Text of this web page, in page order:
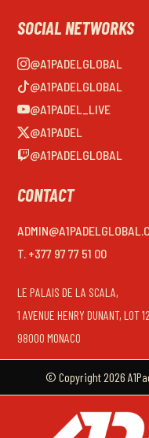
SOCIAL NETWORKS
@A1PADELGLOBAL
@A1PADELGLOBAL
@A1PADEL_LIVE
@A1PADEL
@A1PADELGLOBAL
CONTACT
T. +377 97 77 51 00
LE PALAIS DE LA SCALA,
1 AVENUE HENRY DUNANT, LOT
98000 MONACO
© Copyright 2026